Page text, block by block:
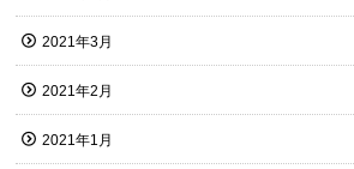
2021年3月
2021年2月
2021年1月